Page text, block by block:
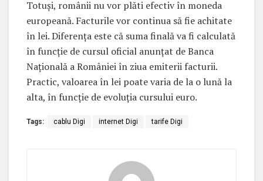
Totuși, românii nu vor plăti efectiv în moneda
europeană. Facturile vor continua să fie achitate
în lei. Diferența este că suma finală va fi calculată
în funcție de cursul oficial anunțat de Banca
Națională a României în ziua emiterii facturii.
Practic, valoarea în lei poate varia de la o lună la
alta, în funcție de evoluția cursului euro.
Tags: cablu Digi internet Digi tarife Digi